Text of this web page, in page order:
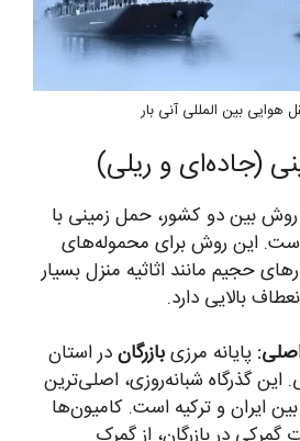
هوایی بین المللی آنی بار
روش بین دو کشور، حمل زمینی با
است. این روش برای محموله‌های
حجیم مانند اثاثیه منزل بسیار
بالایی دارد.
اصلی: پایانه مرزیبازرگاندر استان
این گذرگاه شبانه‌روزی، اصلی‌ترین
بین ایران و ترکیه است. کامیون‌ها